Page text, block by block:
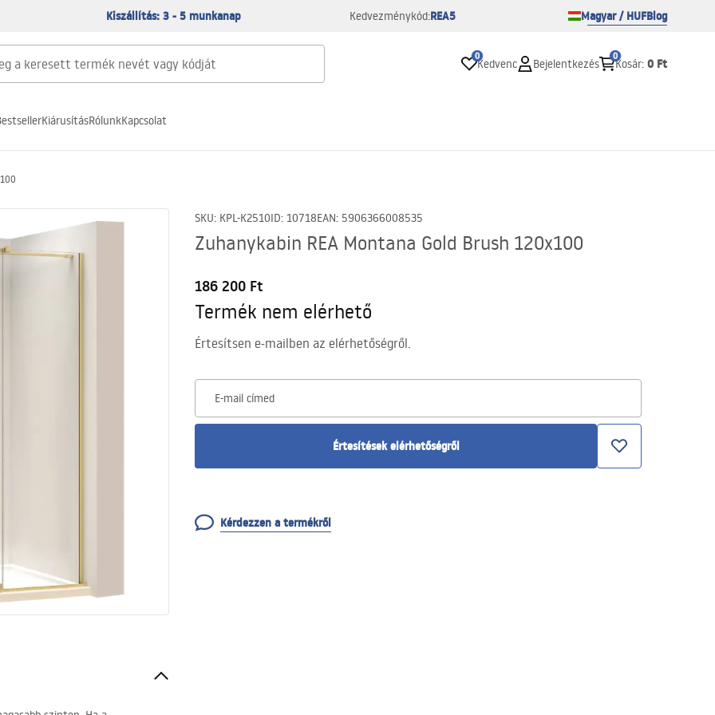
Kiszállítás: 3 - 5 munkanap Kedvezménykód:REA5 Magyar / HUFBlog
0
Kedvenc Bejelentkezés
0
Kosár: 0 Ft
KiárusításRólunkKapcsolat
SKU: KPL-K2510ID: 10718EAN: 5906366008535
Zuhanykabin REA Montana Gold Brush 120x100
186 200 Ft
Termék nem elérhető
Értesítsen e-mailben az elérhetőségről.
E-mail címed
Értesítések elérhetőségről
Kérdezzen a termékről